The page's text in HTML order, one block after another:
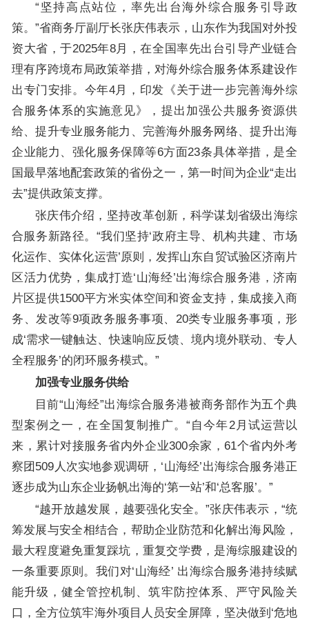
“坚持高点站位，率先出台海外综合服务引导政
策。”省商务厅副厅长张庆伟表示，山东作为我国对外投
资大省，于2025年8月，在全国率先出台引导产业链合
理有序跨境布局政策举措，对海外综合服务体系建设作
出专门安排。今年4月，印发《关于进一步完善海外综
合服务体系的实施意见》，提出加强公共服务资源供
给、提升专业服务能力、完善海外服务网络、提升出海
企业能力、强化服务保障等6方面23条具体举措，是全
国最早落地配套政策的省份之一，第一时间为企业“走出
去”提供政策支撑。
张庆伟介绍，坚持改革创新，科学谋划省级出海综
合服务新路径。“我们坚持‘政府主导、机构共建、市场
化运作、实体化运营’原则，发挥山东自贸试验区济南片
区活力优势，集成打造‘山海经’出海综合服务港，济南
片区提供1500平方米实体空间和资金支持，集成接入商
务、发改等9项政务服务事项、20类专业服务事项，形
成‘需求一键触达、快速响应反馈、境内境外联动、专人
全程服务’的闭环服务模式。”
加强专业服务供给
目前“山海经”出海综合服务港被商务部作为五个典
型案例之一，在全国复制推广。“自今年2月试运营以
来，累计对接服务省内外企业300余家，61个省内外考
察团509人次实地参观调研，‘山海经’出海综合服务港正
逐步成为山东企业扬帆出海的‘第一站’和‘总客服’。”
“越开放越发展，越要强化安全。”张庆伟表示，“统
筹发展与安全相结合，帮助企业防范和化解出海风险，
最大程度避免重复踩坑，重复交学费，是海综服建设的
一条重要原则。我们对‘山海经’ 出海综合服务港持续赋
能升级，健全管控机制、筑牢防控体系、严守风险关
口，全方位筑牢海外项目人员安全屏障，坚决做到‘危地